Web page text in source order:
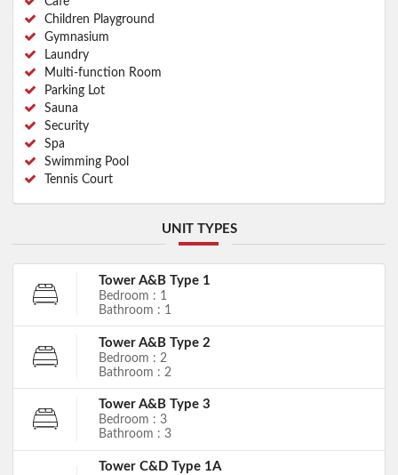
Children Playground
Gymnasium
Laundry
Multi-function Room
Parking Lot
Sauna
Security
Spa
Swimming Pool
Tennis Court
UNIT TYPES
Tower A&B Type 1
Bedroom : 1
Bathroom : 1
Tower A&B Type 2
Bedroom : 2
Bathroom : 2
Tower A&B Type 3
Bedroom : 3
Bathroom : 3
Tower C&D Type 1A